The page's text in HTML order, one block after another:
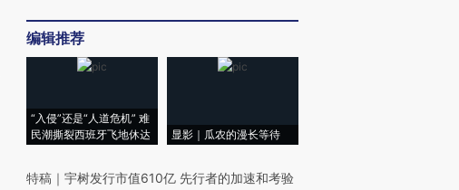
编辑推荐
“入侵”还是“人道危机” 难
民潮撕裂西班牙飞地休达
显影｜瓜农的漫长等待
特稿 ｜ 宇树发行市值610亿 先行者的加速和考验